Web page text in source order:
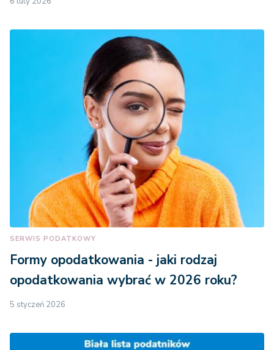
SERWIS PODATKOWY
Formy opodatkowania - jaki rodzaj
opodatkowania wybrać w 2026 roku?
5 styczeń 2026